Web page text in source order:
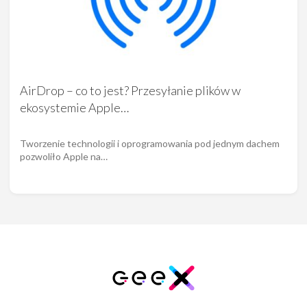
AirDrop – co to jest? Przesyłanie plików w
ekosystemie Apple…
Tworzenie technologii i oprogramowania pod jednym dachem
pozwoliło Apple na…